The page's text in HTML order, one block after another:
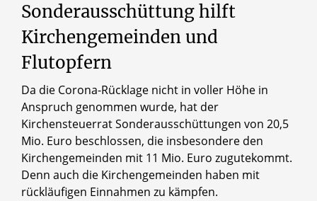
Sonderausschüttung hilft
Kirchengemeinden und
Flutopfern
Da die Corona-Rücklage nicht in voller Höhe in
Anspruch genommen wurde, hat der
Kirchensteuerrat Sonderausschüttungen von 20,5
Mio. Euro beschlossen, die insbesondere den
Kirchengemeinden mit 11 Mio. Euro zugutekommt.
Denn auch die Kirchengemeinden haben mit
rückläufigen Einnahmen zu kämpfen.